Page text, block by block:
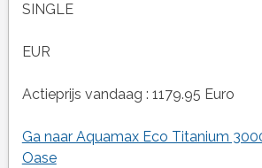
SINGLE
EUR
Actieprijs vandaag : 1179.95 Euro
Ga naar Aquamax Eco Titanium
Oase